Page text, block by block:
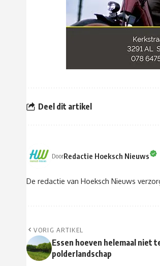
Deel dit artikel
DoorRedactie Hoeksch Nieuws
De redactie van Hoeksch Nieuws
VORIG ARTIKEL
Essen hoeven helemaal niet
polderlandschap